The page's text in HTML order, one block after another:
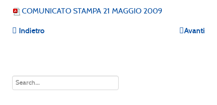
COMUNICATO STAMPA 21 MAGGIO 2009
Indietro Avanti